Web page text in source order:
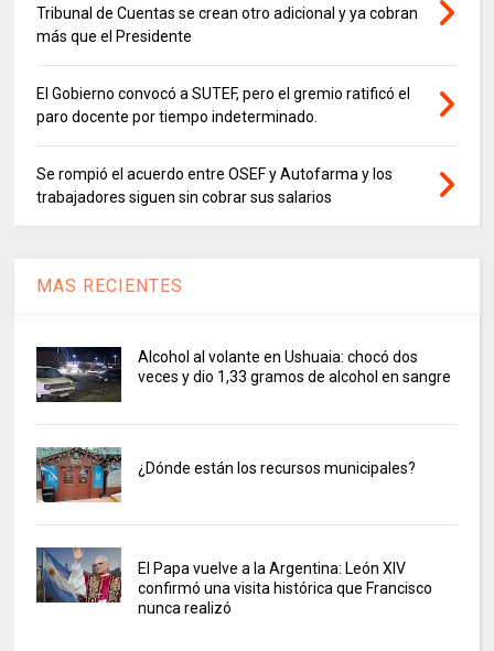
Tribunal de Cuentas se crean otro adicional y ya cobran
más que el Presidente
El Gobierno convocó a SUTEF, pero el gremio ratificó el
paro docente por tiempo indeterminado.
Se rompió el acuerdo entre OSEF y Autofarma y los
trabajadores siguen sin cobrar sus salarios
MAS RECIENTES
Alcohol al volante en Ushuaia: chocó dos
veces y dio 1,33 gramos de alcohol en sangre
¿Dónde están los recursos municipales?
El Papa vuelve a la Argentina: León XIV
confirmó una visita histórica que Francisco
nunca realizó